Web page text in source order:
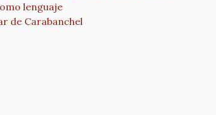
lenguaje
de Carabanchel